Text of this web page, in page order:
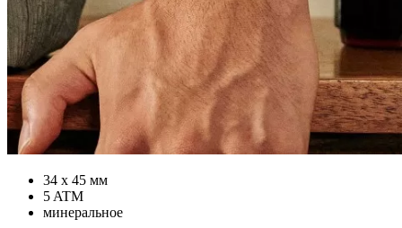
34 х 45 мм
5 ATM
минеральное